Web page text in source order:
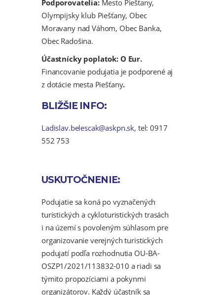
Podporovatelia:Mesto Piešťany,
Olympijsky klub Piešťany, Obec
Moravany nad Váhom, Obec Banka,
Obec Radošina.
Účastnícky poplatok: O Eur.
Financovanie podujatia je podporené aj
z dotácie mesta Piešťany.
BLIŽŠIE INFO:
Ladislav.belescak@askpn.sk, tel: 0917
552 753
USKUTOČNENIE:
Podujatie sa koná po vyznačených
turistických a cykloturistických trasách
i na území s povoleným súhlasom pre
organizovanie verejných turistických
podujatí podľa rozhodnutia OU-BA-
OSZP1/2021/113832-010 a riadi sa
týmito propozíciami a pokynmi
organizátorov. Každý účastník sa